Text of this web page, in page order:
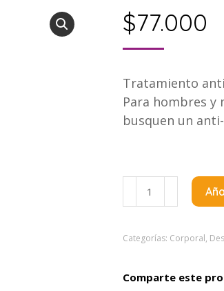
$77.000
Tratamiento
Para hombres y
busquen un
Vichy
Desodorante
On
Resist
Categorías: Corporal,
Comparte este